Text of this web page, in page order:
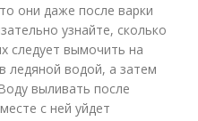
они даже после варки
узнайте, сколько
следует вымочить на
ледяной водой, а затем
выливать после
с ней уйдет